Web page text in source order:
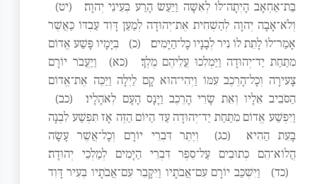
בַּת־אַחְאָב הָיְתָה־לּוֹ לְאִשָּׁה וַיַּעַשׂ הָרַע בְּעֵינֵי יְהוָה׃
(יט)
וְלֹא־אָבָה יְהוָה לְהַשְׁחִית אֶת־יְהוּדָה לְמַעַן דָּוִד עַבְדּוֹ כַּאֲשֶׁר
אָמַר־לוֹ לָתֵת לוֹ נִיר לְבָנָיו כָּל־הַיָּמִים׃
(כ)
בְּיָמָיו פָּשַׁע אֱדוֹם
מִתַּחַת יַד־יְהוּדָה וַיַּמְלִכוּ עֲלֵיהֶם מֶלֶךְ׃
(כא)
וַיַּעֲבֹר יוֹרָם
צָעִירָה וְכָל־הָרֶכֶב עִמּוֹ וַיְהִי־הוּא קָם לַיְלָה וַיַּכֶּה אֶת־אֱדוֹם
הַסֹּבֵיב אֵלָיו וְאֵת שָׂרֵי הָרֶכֶב וַיָּנָס הָעָם לְאֹהָלָיו׃
(כב)
וַיִּפְשַׁע אֱדוֹם מִתַּחַת יַד־יְהוּדָה עַד הַיּוֹם הַזֶּה אָז תִּפְשַׁע לִבְנָה
בָּעֵת הַהִיא׃
(כג)
וְיֶתֶר דִּבְרֵי יוֹרָם וְכָל־אֲשֶׁר עָשָׂה
הֲלוֹא־הֵם כְּתוּבִים עַל־סֵפֶר דִּבְרֵי הַיָּמִים לְמַלְכֵי יְהוּדָה׃
(כד)
וַיִּשְׁכַּב יוֹרָם עִם־אֲבֹתָיו וַיִּקָּבֵר עִם־אֲבֹתָיו בְּעִיר דָּוִד